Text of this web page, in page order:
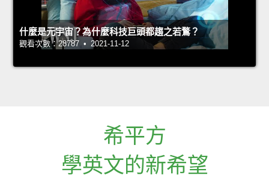
什麼是元宇宙？為什麼科技巨頭都趨之若鶩？
觀看次數：28787 • 2021-11-12
希平方
學英文的新希望